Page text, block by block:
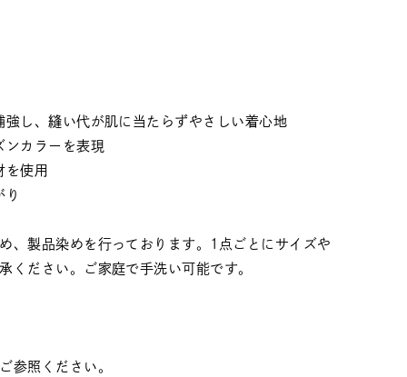
し、縫い代が肌に当たらずやさしい着心地
ンカラーを表現
を使用
り
、製品染めを行っております。1点ごとにサイズや
ください。ご家庭で手洗い可能です。
参照ください。